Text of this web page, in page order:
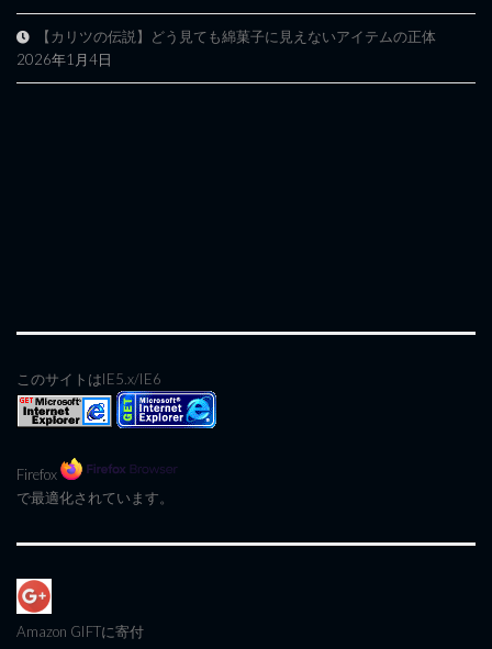
【カリツの伝説】どう見ても綿菓子に見えないアイテムの正体
2026年1月4日
このサイトはIE5.x/IE6
Firefox
で最適化されています。
Amazon GIFTに寄付